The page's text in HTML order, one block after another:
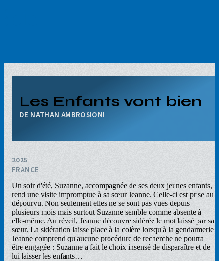
Les Enfants vont bien
NATHAN AMBROSIONI
2025
FRANCE
Un soir d'été, Suzanne, accompagnée de ses deux jeunes enfants,
rend une visite impromptue à sa sœur Jeanne. Celle-ci est prise au
dépourvu. Non seulement elles ne se sont pas vues depuis
plusieurs mois mais surtout Suzanne semble comme absente à
elle-même. Au réveil, Jeanne découvre sidérée le mot laissé par sa
sœur. La sidération laisse place à la colère lorsqu'à la gendarmerie
Jeanne comprend qu'aucune procédure de recherche ne pourra
être engagée : Suzanne a fait le choix insensé de disparaître et de
lui laisser les enfants…